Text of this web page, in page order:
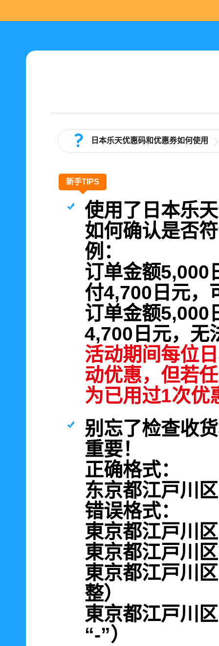
日本乐天优惠码和优惠券如何使用
新手TIPS
使用了日本乐
如何确认是否
例：
订单金额5,000
付4,700日元，
订单金额5,000
4,700日元，无
活动期间每位
动优惠，但若
为已用过1次优
别忘了检查收
重要！
正确格式：
东京都江戸川
错误格式：
東京都江戸川
東京都江戸川
東京都江戸川
整）
東京都江戸川
“-”）